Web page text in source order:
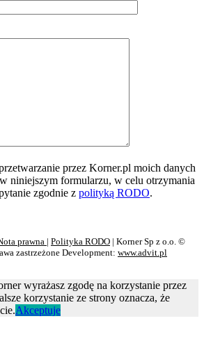
przez Korner.pl moich danych
niniejszym formularzu, w celu otrzymania
zgodnie z polityką RODO.
prawna | Polityka RODO | Korner Sp z o.o. ©
zastrzeżone Development: www.advit.pl
wyrażasz zgodę na korzystanie przez
korzystanie ze strony oznacza, że
Akceptuje